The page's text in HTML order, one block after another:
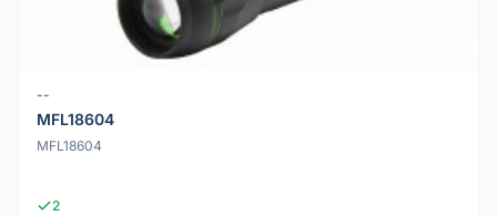
--
MFL18604
MFL18604
2